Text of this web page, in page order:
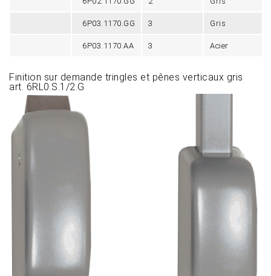
6P03.1170.GG 3 Gris
6P03.1170.AA 3 Acier
Finition sur demande tringles et pênes verticaux gris
art. 6RL0.S.1/2.G